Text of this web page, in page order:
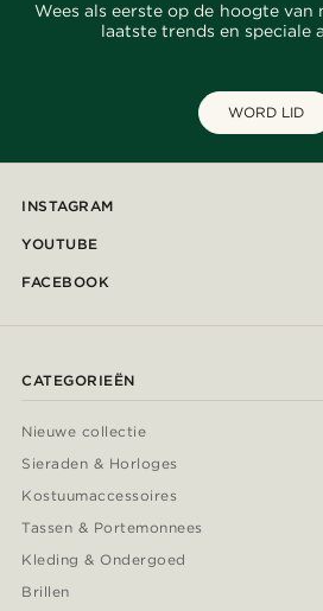
Wees als eerste op de hoogte van
laatste trends en speciale
WORD LID
INSTAGRAM
YOUTUBE
FACEBOOK
CATEGORIEËN
Nieuwe collectie
Sieraden & Horloges
Kostuumaccessoires
Tassen & Portemonnees
Kleding & Ondergoed
Brillen